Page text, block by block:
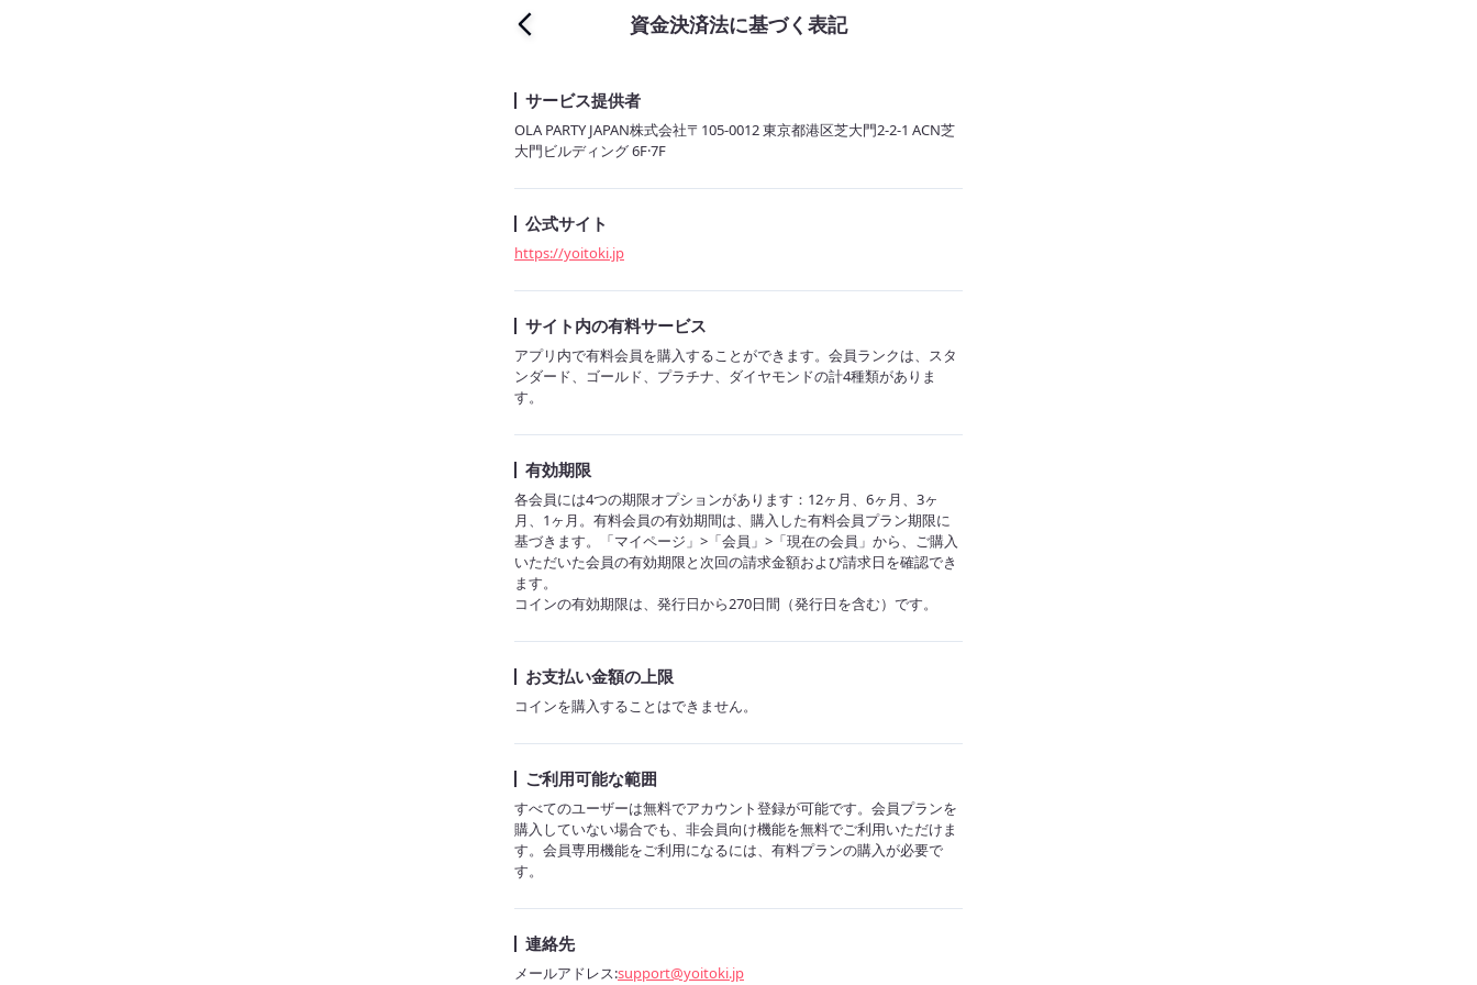
資金決済法に基づく表記
サービス提供者
OLA PARTY JAPAN株式会社〒105-0012 東京都港区芝大門2-2-1 ACN芝
大門ビルディング 6F·7F
公式サイト
https://yoitoki.jp
サイト内の有料サービス
アプリ内で有料会員を購入することができます。会員ランクは、スタ
ンダード、ゴールド、プラチナ、ダイヤモンドの計4種類がありま
す。
有効期限
各会員には4つの期限オプションがあります：12ヶ月、6ヶ月、3ヶ
月、1ヶ月。有料会員の有効期間は、購入した有料会員プラン期限に
基づきます。「マイページ」>「会員」>「現在の会員」から、ご購入
いただいた会員の有効期限と次回の請求金額および請求日を確認でき
ます。
コインの有効期限は、発行日から270日間（発行日を含む）です。
お支払い金額の上限
コインを購入することはできません。
ご利用可能な範囲
すべてのユーザーは無料でアカウント登録が可能です。会員プランを
購入していない場合でも、非会員向け機能を無料でご利用いただけま
す。会員専用機能をご利用になるには、有料プランの購入が必要で
す。
連絡先
メールアドレス:support@yoitoki.jp